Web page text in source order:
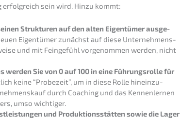
sein wird. Hinzu kommt:
Struk­tu­ren auf den alten Eigen­tü­mer ausge­
Eigen­tü­mer zunächst auf diese Unter­neh­mens­
und mit Feinge­fühl vorge­nom­men werden, nicht
werden Sie von 0 auf 100 in eine Führungs­rol­le für
keine “Probe­zeit”, um in diese Rolle hinein­zu­
durch Coaching und das Kennen­ler­nen
umso wichtiger.
und Produk­ti­ons­stät­ten sowie die Lager